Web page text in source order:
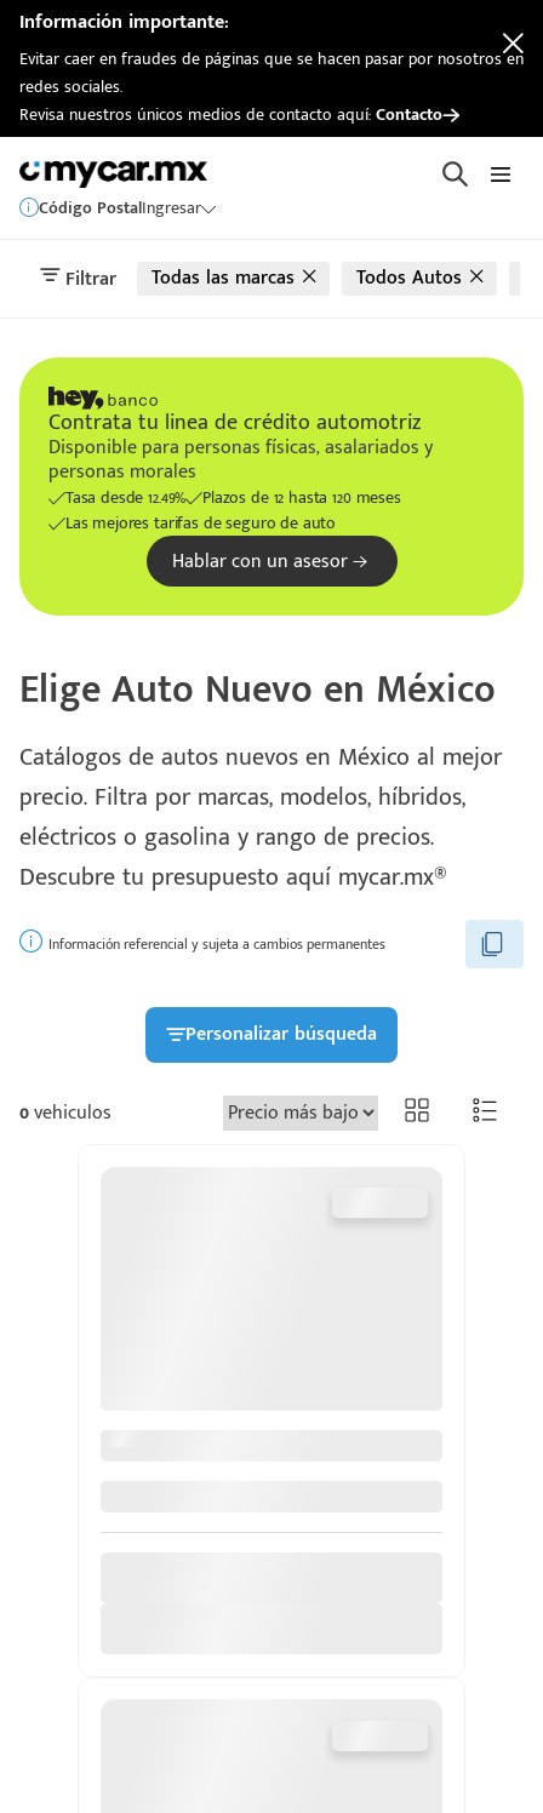
Información importante:
Evitar caer en fraudes de páginas que se hacen pasar por nosotros en
redes sociales.
Revisa nuestros únicos medios de contacto aquí:Contacto
Código PostalIngresar
Filtrar Todas las marcas Todos Autos
Contrata tu linea de crédito automotriz
Disponible para personas físicas, asalariados y
personas morales
Tasa desde 12.49%
Plazos de 12 hasta 120 meses
Las mejores tarifas de seguro de auto
Hablar con un asesor
Elige Auto Nuevo en México
Catálogos de autos nuevos en México al mejor
precio. Filtra por marcas, modelos, híbridos,
eléctricos o gasolina y rango de precios.
Descubre tu presupuesto aquí mycar.mx®
Información referencial y sujeta a cambios permanentes
Personalizar búsqueda
0vehiculos